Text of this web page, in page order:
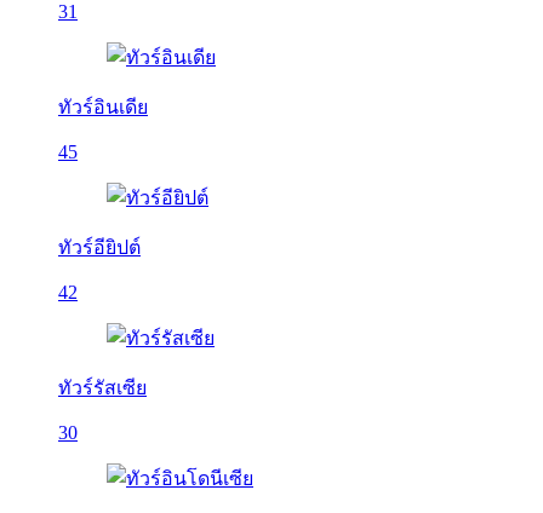
31
ทัวร์อินเดีย
45
ทัวร์อียิปต์
42
ทัวร์รัสเซีย
30